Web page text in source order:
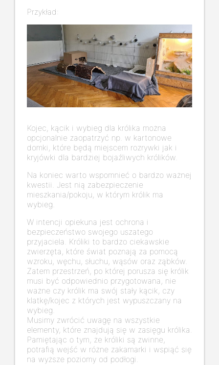
Przykład:
Kojec, kącik i wybieg dla królika można
opcjonalnie zaopatrzyć np. w kartonowe
domki, które będą miejscem rozrywki jak i
kryjówki dla bardziej bojaźliwych królików.
Na koniec warto wspomnieć o bardzo ważnej
kwestii. Jest nią zabezpieczenie
mieszkania/pokoju, w którym królik ma
wybieg.
W intencji opiekuna jest ochrona i
bezpieczeństwo swojego uszatego
przyjaciela. Króliki to bardzo ciekawskie
zwierzęta, które świat poznają za pomocą
wzroku, węchu, słuchu, wąsów oraz ząbków.
Zatem przestrzeń, po której porusza się królik
musi być odpowiednio przygotowana, nie
ważne czy królik ma swój stały kącik, czy
klatkę/kojec z których jest wypuszczany na
wybieg.
Musimy zwrócić uwagę na wszystkie
elementy, które znajdują się w zasięgu królika.
Pamiętając o tym, że króliki są zwinne,
potrafią wejść w różne zakamarki i wspiąć się
na wyższe poziomy od podłogi.